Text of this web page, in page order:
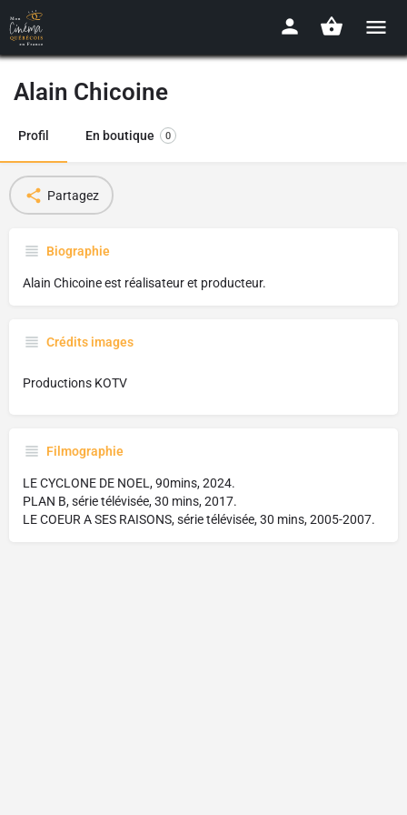
Alain Chicoine
Profil En boutique 0
Partagez
Biographie
Alain Chicoine est réalisateur et producteur.
Crédits images
Productions KOTV
Filmographie
LE CYCLONE DE NOEL, 90mins, 2024.
PLAN B, série télévisée, 30 mins, 2017.
LE COEUR A SES RAISONS, série télévisée, 30 mins, 2005-2007.